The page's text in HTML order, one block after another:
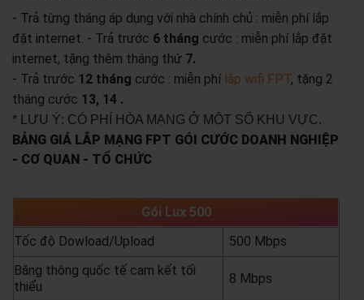
- Trả từng tháng áp dụng với nhà chính chủ : miễn phí lắp
đặt internet. - Trả trước 6 tháng cước : miễn phí lắp đặt
internet, tặng thêm tháng thứ 7.
- Trả trước 12 tháng cước : miễn phí lắp wifi FPT, tặng 2
tháng cước 13, 14 .
* LƯU Ý: CÓ PHÍ HÒA MẠNG Ở MỘT SỐ KHU VỰC.
BẢNG GIÁ LẮP MẠNG FPT GÓI CƯỚC DOANH NGHIỆP
- CƠ QUAN - TỔ CHỨC
Gói Lux 500
Tốc độ Dowload/Upload
500 Mbps
Băng thông quốc tế cam kết tối
thiểu
8 Mbps